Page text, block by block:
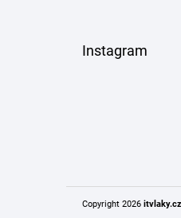
Instagram
Copyright 2026 itvlaky.cz